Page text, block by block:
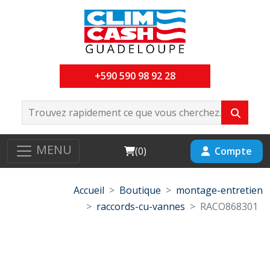
+590 590 98 92 28
MENU Cart
(0) Compte
Accueil Boutique
montage-entretien
raccords-cu-vannes
RACO868301